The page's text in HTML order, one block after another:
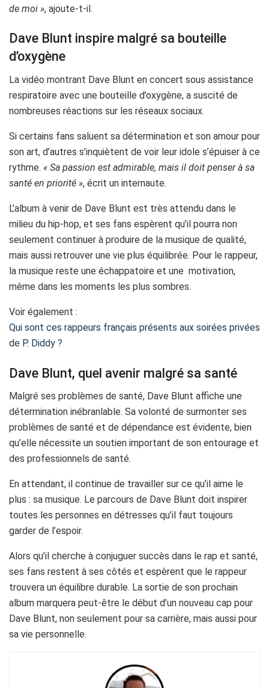
de moi », ajoute-t-il.
Dave Blunt inspire malgré sa bouteille
d’oxygène
La vidéo montrant Dave Blunt en concert sous assistance
respiratoire avec une bouteille d’oxygène, a suscité de
nombreuses réactions sur les réseaux sociaux.
Si certains fans saluent sa détermination et son amour pour
son art, d’autres s’inquiètent de voir leur idole s’épuiser à ce
rythme. « Sa passion est admirable, mais il doit penser à sa
santé en priorité », écrit un internaute.
L’album à venir de Dave Blunt est très attendu dans le
milieu du hip-hop, et ses fans espèrent qu’il pourra non
seulement continuer à produire de la musique de qualité,
mais aussi retrouver une vie plus équilibrée. Pour le rappeur,
la musique reste une échappatoire et une motivation,
même dans les moments les plus sombres.
Voir également :
Qui sont ces rappeurs français présents aux soirées privées
de P. Diddy ?
Dave Blunt, quel avenir malgré sa santé
Malgré ses problèmes de santé, Dave Blunt affiche une
détermination inébranlable. Sa volonté de surmonter ses
problèmes de santé et de dépendance est évidente, bien
qu’elle nécessite un soutien important de son entourage et
des professionnels de santé.
En attendant, il continue de travailler sur ce qu’il aime le
plus : sa musique. Le parcours de Dave Blunt doit inspirer
toutes les personnes en détresses qu’il faut toujours
garder de l’espoir.
Alors qu’il cherche à conjuguer succès dans le rap et santé,
ses fans restent à ses côtés et espèrent que le rappeur
trouvera un équilibre durable. La sortie de son prochain
album marquera peut-être le début d’un nouveau cap pour
Dave Blunt, non seulement pour sa carrière, mais aussi pour
sa vie personnelle.